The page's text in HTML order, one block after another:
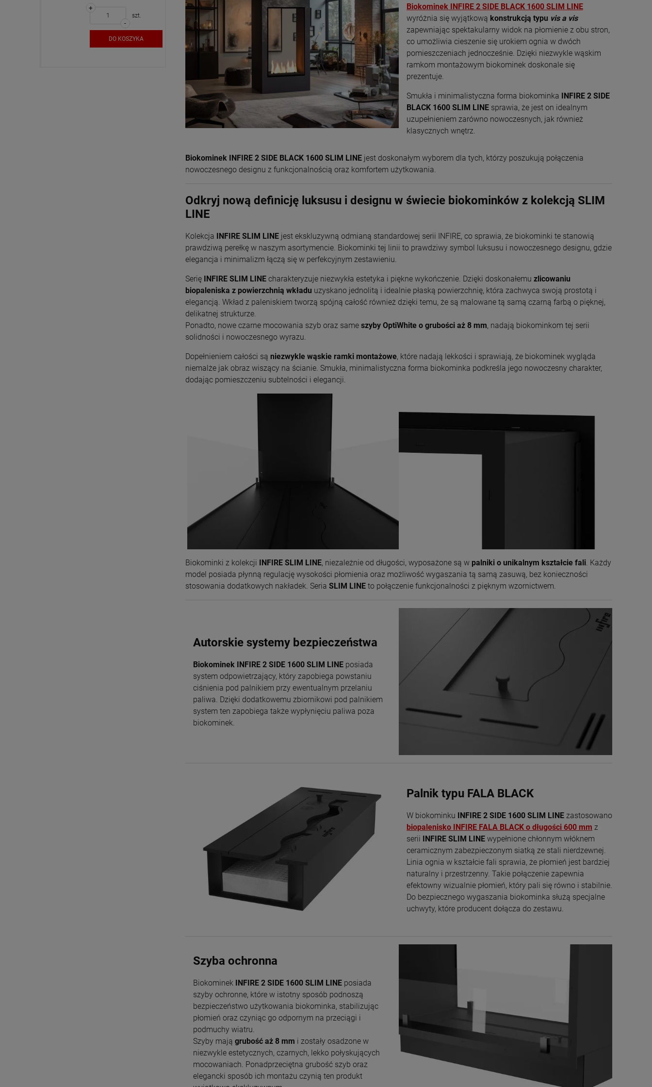
-
+
szt.
DO KOSZYKA
-
+
szt.
-
szt.
DO KOSZYKA
Biokominek INFIRE 2 SIDE BLACK 1600 SLIM LINE
wyróżnia się wyjątkową konstrukcją typu vis a vis
zapewniając spektakularny widok na płomienie z obu stron,
co umożliwia cieszenie się urokiem ognia w dwóch
pomieszczeniach jednocześnie. Dzięki niezwykle wąskim
ramkom montażowym biokominek doskonale się
prezentuje.
Smukła i minimalistyczna forma biokominka INFIRE 2 SIDE
BLACK 1600 SLIM LINE sprawia, że jest on idealnym
uzupełnieniem zarówno nowoczesnych, jak również
klasycznych wnętrz.
Biokominek INFIRE 2 SIDE BLACK 1600 SLIM LINE jest doskonałym wyborem dla tych, którzy poszukują połączenia
nowoczesnego designu z funkcjonalnością oraz komfortem użytkowania.
Odkryj nową definicję luksusu i designu w świecie biokominków z kolekcją SLIM
LINE
Kolekcja INFIRE SLIM LINE jest ekskluzywną odmianą standardowej serii INFIRE, co sprawia, że biokominki te stanowią
prawdziwą perełkę w naszym asortymencie. Biokominki tej linii to prawdziwy symbol luksusu i nowoczesnego designu, gdzie
elegancja i minimalizm łączą się w perfekcyjnym zestawieniu.
Serię INFIRE SLIM LINE charakteryzuje niezwykła estetyka i piękne wykończenie. Dzięki doskonałemu zlicowaniu
biopaleniska z powierzchnią wkładu uzyskano jednolitą i idealnie płaską powierzchnię, która zachwyca swoją prostotą i
elegancją. Wkład z paleniskiem tworzą spójną całość również dzięki temu, że są malowane tą samą czarną farbą o pięknej,
delikatnej strukturze.
Ponadto, nowe czarne mocowania szyb oraz same szyby OptiWhite o grubości aż 8 mm, nadają biokominkom tej serii
solidności i nowoczesnego wyrazu.
Dopełnieniem całości są niezwykle wąskie ramki montażowe, które nadają lekkości i sprawiają, że biokominek wygląda
niemalże jak obraz wiszący na ścianie. Smukła, minimalistyczna forma biokominka podkreśla jego nowoczesny charakter,
dodając pomieszczeniu subtelności i elegancji.
Biokominki z kolekcji INFIRE SLIM LINE, niezależnie od długości, wyposażone są w palniki o unikalnym kształcie fali . Każdy
model posiada płynną regulację wysokości płomienia oraz możliwość wygaszania tą samą zasuwą, bez konieczności
stosowania dodatkowych nakładek. Seria SLIM LINE to połączenie funkcjonalności z pięknym wzornictwem.
Autorskie systemy bezpieczeństwa
Biokominek INFIRE 2 SIDE 1600 SLIM LINE posiada
system odpowietrzający, który zapobiega powstaniu
ciśnienia pod palnikiem przy ewentualnym przelaniu
paliwa. Dzięki dodatkowemu zbiornikowi pod palnikiem
system ten zapobiega także wypłynięciu paliwa poza
biokominek.
Palnik typu FALA BLACK
W biokominku INFIRE 2 SIDE 1600 SLIM LINE zastosowano
biopalenisko INFIRE FALA BLACK o długości 600 mm z
serii
INFIRE SLIM LINE wypełnione chłonnym włóknem
ceramicznym zabezpieczonym siatką ze stali nierdzewnej.
Linia ognia w kształcie fali sprawia, że płomień jest bardziej
naturalny i przestrzenny. Takie połączenie zapewnia
efektowny wizualnie płomień, który pali się równo i stabilnie.
Do bezpiecznego wygaszania biokominka służą specjalne
uchwyty, które producent dołącza do zestawu.
Szyba ochronna
Biokominek INFIRE 2 SIDE 1600 SLIM LINE posiada
szyby ochronne, które w istotny sposób podnoszą
bezpieczeństwo użytkowania biokominka, stabilizując
płomień oraz czyniąc go odpornym na przeciągi i
podmuchy wiatru.
Szyby mają grubość aż 8 mm i zostały osadzone w
niezwykle estetycznych, czarnych, lekko połyskujących
mocowaniach. Ponadprzeciętna grubość szyb oraz
elegancki sposób ich montażu czynią ten produkt